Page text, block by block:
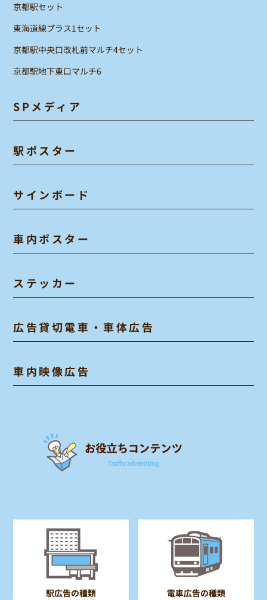
京都駅セット
東海道線プラス1セット
京都駅中央口改札前マルチ4セット
京都駅地下東口マルチ6
SPメディア
駅ポスター
サインボード
車内ポスター
ステッカー
広告貸切電車・車体広告
車内映像広告
駅広告の種類 電車広告の種類